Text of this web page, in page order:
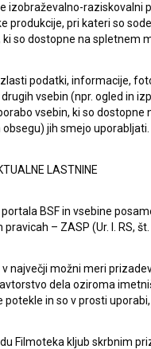
iz njegovega
preboj.
izobraževalno-
produkcije, pri kateri so
so dostopne na spletnem
podatki, informacije,
vsebin (npr. ogled in
vsebin, ki so
jih smejo uporabljati.
LASTNINE
BSF in vsebine
pravicah – ZASP (Ur. l. RS,
največji možni meri
dela oziroma
potekle in so v prosti
Filmoteka kljub skrbnim